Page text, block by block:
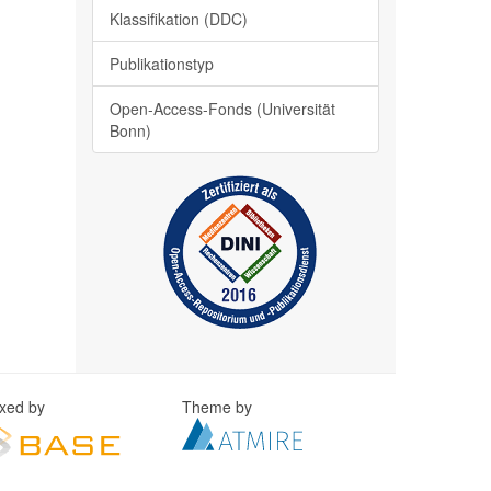
Klassifikation (DDC)
Publikationstyp
Open-Access-Fonds (Universität
Bonn)
by Theme by